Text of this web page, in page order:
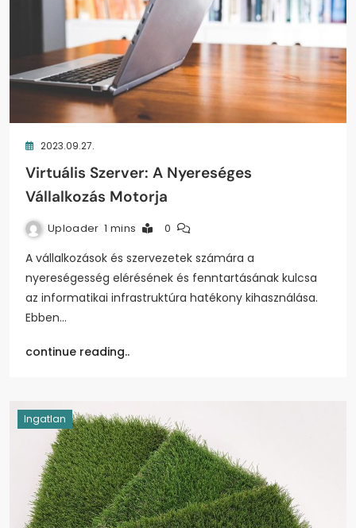
2023.09.27.
Virtuális Szerver: A Nyereséges
Vállalkozás Motorja
Uploader 1 mins 0
A vállalkozások és szervezetek számára a
nyereségesség elérésének és fenntartásának kulcsa
az informatikai infrastruktúra hatékony kihasználása.
Ebben…
continue reading..
Ingatlan